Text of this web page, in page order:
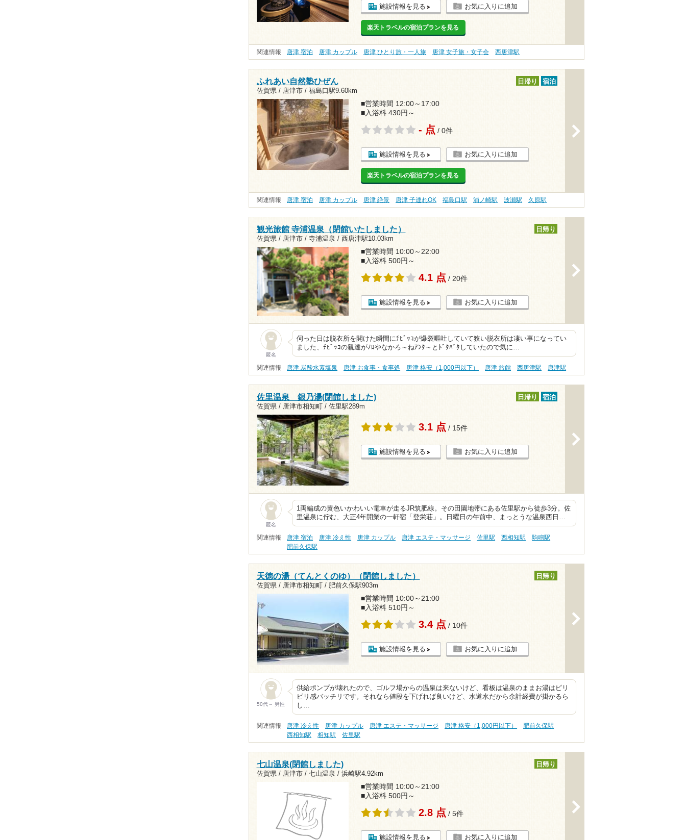
施設情報を見る お気に入りに追加
楽天トラベルの宿泊プランを見る
関連情報 唐津 宿泊 唐津 カップル 唐津 ひとり旅・一人旅 唐津 女子旅・女子会 西唐津駅
ふれあい自然塾ひぜん
佐賀県 / 唐津市 / 福島口駅9.60km
日帰り 宿泊
■営業時間 12:00～17:00
■入浴料 430円～
- 点 / 0件
施設情報を見る お気に入りに追加
楽天トラベルの宿泊プランを見る
関連情報 唐津 宿泊 唐津 カップル 唐津 絶景 唐津 子連れOK 福島口駅 浦ノ崎駅 波瀬駅 久原駅
観光旅館 寺浦温泉（閉館いたしました）
佐賀県 / 唐津市 / 寺浦温泉 / 西唐津駅10.03km
日帰り
■営業時間 10:00～22:00
■入浴料 500円～
4.1 点 / 20件
施設情報を見る お気に入りに追加
匿名
伺った日は脱衣所を開けた瞬間にﾁﾋﾞｯｺが爆裂嘔吐していて狭い脱衣所は凄い事になってい
ました、ﾁﾋﾞｯｺの親達がﾉﾛやなかろ～ねｱﾝﾀ～とﾄﾞﾀﾊﾞﾀしていたので気に…
関連情報 唐津 炭酸水素塩泉 唐津 お食事・食事処 唐津 格安（1,000円以下） 唐津 旅館 西唐津駅 唐津駅
佐里温泉 銀乃湯(閉館しました)
佐賀県 / 唐津市相知町 / 佐里駅289m
日帰り 宿泊
3.1 点 / 15件
施設情報を見る お気に入りに追加
匿名
1両編成の黄色いかわいい電車が走るJR筑肥線。その田園地帯にある佐里駅から徒歩3分。佐
里温泉に佇む、大正4年開業の一軒宿「登栄荘」。日曜日の午前中、まっとうな温泉西日…
関連情報 唐津 宿泊 唐津 冷え性 唐津 カップル 唐津 エステ・マッサージ 佐里駅 西相知駅
駒鳴駅
肥前久保駅
天徳の湯（てんとくのゆ）（閉館しました）
佐賀県 / 唐津市相知町 / 肥前久保駅903m
日帰り
■営業時間 10:00～21:00
■入浴料 510円～
3.4 点 / 10件
施設情報を見る お気に入りに追加
50代～ 男性
供給ポンプが壊れたので、ゴルフ場からの温泉は来ないけど、看板は温泉のままお湯はピリ
ピリ感バッチリです。それなら値段を下げれば良いけど、水道水だから余計経費が掛かるら
し…
関連情報 唐津 冷え性 唐津 カップル 唐津 エステ・マッサージ 唐津 格安（1,000円以下）
肥前久保駅
西相知駅
相知駅 佐里駅
七山温泉(閉館しました)
佐賀県 / 唐津市 / 七山温泉 / 浜崎駅4.92km
日帰り
■営業時間 10:00～21:00
■入浴料 500円～
2.8 点 / 5件
施設情報を見る お気に入りに追加